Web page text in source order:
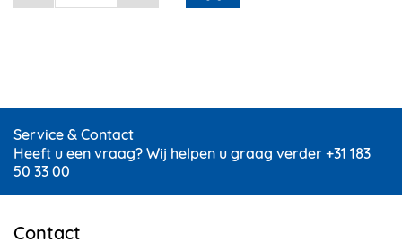
Service & Contact
Heeft u een vraag? Wij helpen u graag verder +31 183
50 33 00
Contact